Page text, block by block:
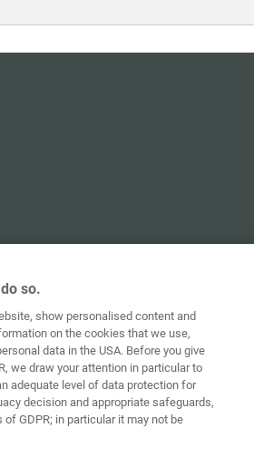
so.
show personalised content and
on the cookies that we use,
data in the USA. Before you give
we draw your attention in particular to
adequate level of data protection for
decision and appropriate safeguards,
GDPR; in particular it may not be